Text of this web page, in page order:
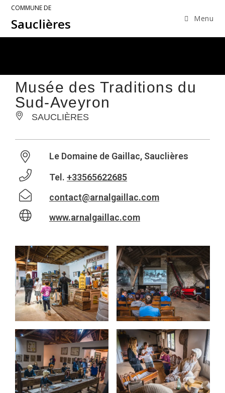
COMMUNE DE
Sauclières Menu
Musée des Traditions du
Sud-Aveyron
SAUCLIÈRES
Le Domaine de Gaillac, Sauclières
Tel. +33565622685
contact@arnalgaillac.com
www.arnalgaillac.com